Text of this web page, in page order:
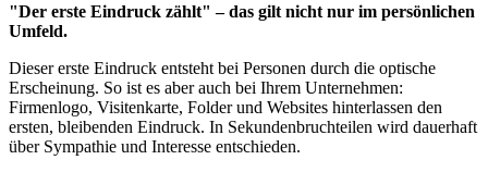
"Der erste Eindruck zählt" – das gilt nicht nur im persönlichen
Umfeld.
Dieser erste Eindruck entsteht bei Personen durch die optische
Erscheinung. So ist es aber auch bei Ihrem Unternehmen:
Firmenlogo, Visitenkarte, Folder und Websites hinterlassen den
ersten, bleibenden Eindruck. In Sekundenbruchteilen wird dauerhaft
über Sympathie und Interesse entschieden.